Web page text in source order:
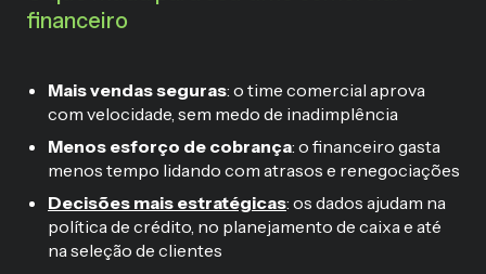
financeiro
Mais vendas seguras: o time comercial aprova
com velocidade, sem medo de inadimplência
Menos esforço de cobrança: o financeiro gasta
menos tempo lidando com atrasos e renegociações
Decisões mais estratégicas: os dados ajudam na
política de crédito, no planejamento de caixa e até
na seleção de clientes